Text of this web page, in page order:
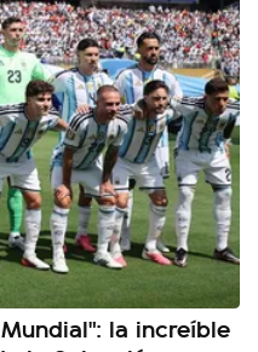
la increíble